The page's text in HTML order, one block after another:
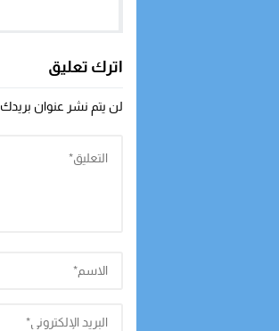
اترك تعليق
لن يتم نشر عنوان بريدك